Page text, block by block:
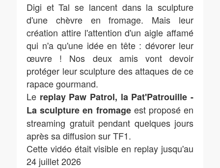
Digi et Tal se lancent dans la sculpture
d'une chèvre en fromage. Mais leur
création attire l'attention d'un aigle affamé
qui n'a qu'une idée en tête : dévorer leur
œuvre ! Nos deux amis vont devoir
protéger leur sculpture des attaques de ce
rapace gourmand.
Le replay Paw Patrol, la Pat'Patrouille -
La sculpture en fromageest proposé en
streaming gratuit pendant quelques jours
après sa diffusion sur TF1.
Cette vidéo était visible en replay jusqu'au
24 juillet 2026